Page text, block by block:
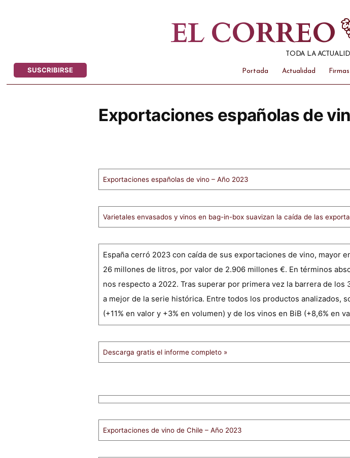
EL CORREO
TODA LA
SUSCRIBIRSE Portada Actualidad Firmas
Exportaciones españolas de
Exportaciones españolas de vino – Año 2023
Varietales envasados y vinos en bag-in-box suavizan la caída de las
España cerró 2023 con caída de sus exportaciones de vino, mayor
26 millones de litros, por valor de 2.906 millones €. En términos
nos respecto a 2022. Tras superar por primera vez la barrera de
a mejor de la serie histórica. Entre todos los productos analizados,
(+11% en valor y +3% en volumen) y de los vinos en BiB (+8,6% en
Descarga gratis el informe completo »
Exportaciones de vino de Chile – Año 2023